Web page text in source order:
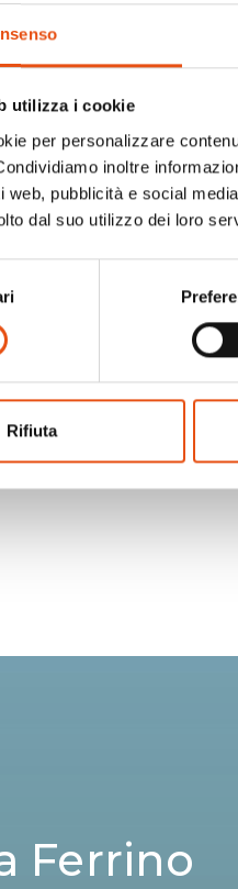
utilizza i cookie
per personalizzare
inoltre
web, pubblicità e social
dal suo utilizzo dei loro
Rifiuta
Ferrino